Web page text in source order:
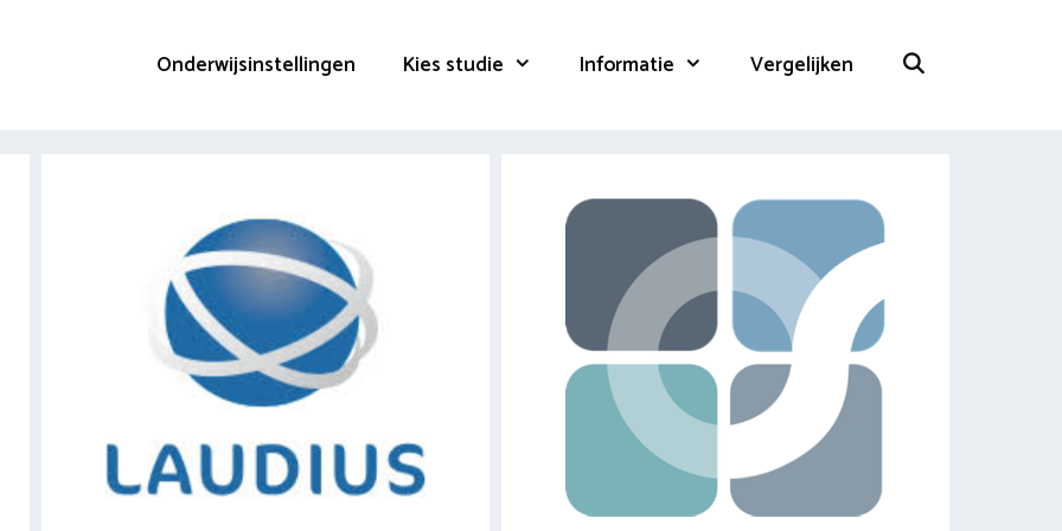
Onderwijsinstellingen Kies studie Informatie Vergelijken